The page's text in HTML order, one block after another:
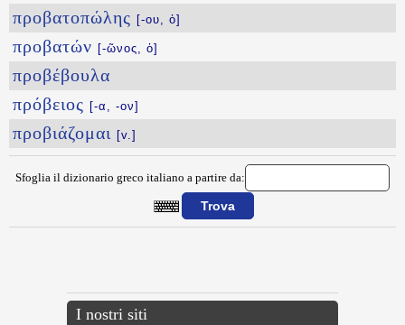
προβατοπώλης [-ου, ὁ]
προβατών [-ῶνος, ὁ]
προβέβουλα
πρόβειος [-α, -ον]
προβιάζομαι [v.]
Sfoglia il dizionario greco italiano a partire da:
I nostri siti